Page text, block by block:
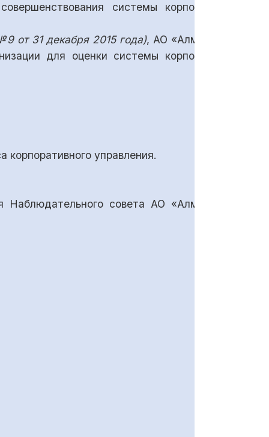
системы корпоративного
от 31 декабря 2015 года), АО «Алмалыкский
для оценки системы корпоративного
управления.
совета АО «Алмалыкский